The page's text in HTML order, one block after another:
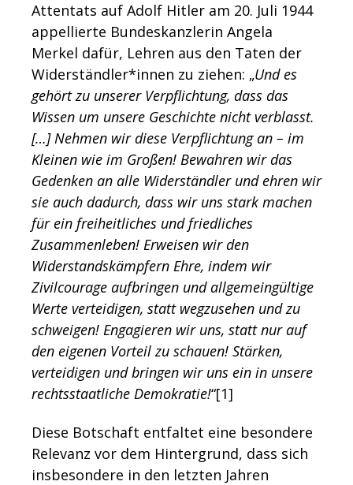
Attentats auf Adolf Hitler am 20. Juli 1944
appellierte Bundeskanzlerin Angela
Merkel dafür, Lehren aus den Taten der
Widerständler*innen zu ziehen: „Und es
gehört zu unserer Verpflichtung, dass das
Wissen um unsere Geschichte nicht verblasst.
[…] Nehmen wir diese Verpflichtung an – im
Kleinen wie im Großen! Bewahren wir das
Gedenken an alle Widerständler und ehren wir
sie auch dadurch, dass wir uns stark machen
für ein freiheitliches und friedliches
Zusammenleben! Erweisen wir den
Widerstandskämpfern Ehre, indem wir
Zivilcourage aufbringen und allgemeingültige
Werte verteidigen, statt wegzusehen und zu
schweigen! Engagieren wir uns, statt nur auf
den eigenen Vorteil zu schauen! Stärken,
verteidigen und bringen wir uns ein in unsere
rechtsstaatliche Demokratie!“[1]
Diese Botschaft entfaltet eine besondere
Relevanz vor dem Hintergrund, dass sich
insbesondere in den letzten Jahren